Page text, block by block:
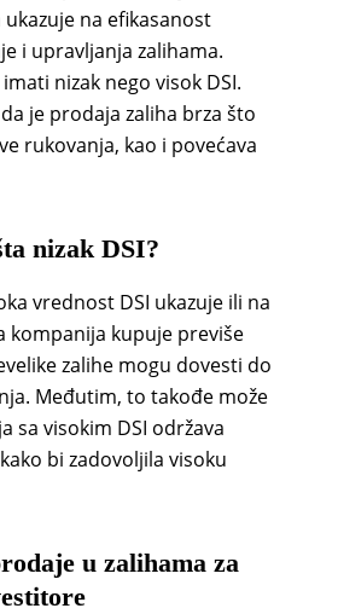
na efikasanost
i upravljanja zalihama.
nizak nego visok DSI.
je prodaja zaliha brza što
rukovanja, kao i povećava
nizak DSI?
vrednost DSI ukazuje ili na
kompanija kupuje previše
zalihe mogu dovesti do
Međutim, to takođe može
sa visokim DSI održava
bi zadovoljila visoku
u zalihama za